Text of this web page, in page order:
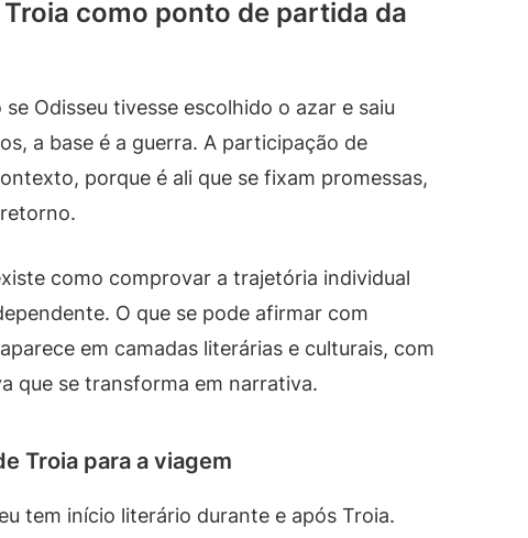
como ponto de partida da
Odisseu tivesse escolhido o azar e saiu
a base é a guerra. A participação de
porque é ali que se fixam promessas,
como comprovar a trajetória individual
O que se pode afirmar com
em camadas literárias e culturais, com
que se transforma em narrativa.
Troia para a viagem
tem início literário durante e após Troia.